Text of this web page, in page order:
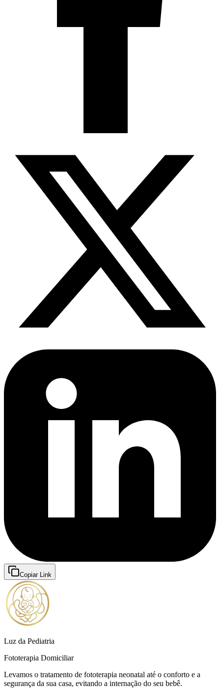
Copiar Link
Luz da Pediatria
Fototerapia Domiciliar
Levamos o tratamento de fototerapia neonatal até o conforto e a
segurança da sua casa, evitando a internação do seu bebê.